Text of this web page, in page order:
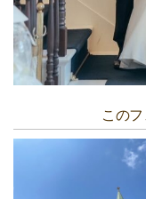
この